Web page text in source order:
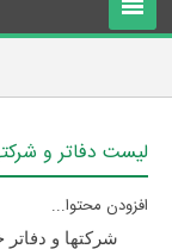
لیست دفاتر و
افزودن محتوا...
شرکتها و